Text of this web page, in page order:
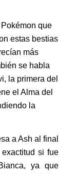
que
estas bestias
más
se habla
la primera del
el Alma del
la
a Ash al final
si fue
ya que